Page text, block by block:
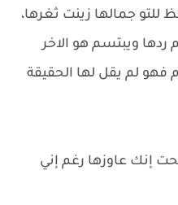
للتو جمالها زينت ثغرها،
ردها ويبتسم هو الاخر
فهو لم يقل لها الحقيقة
إنك عاوزها رغم إني